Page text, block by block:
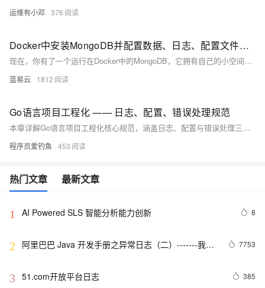
运维有小邓 376
Docker中安装MongoDB并配置数据、日志、配置文件持久化。
现在，你有了一个运行在Docker中的MongoDB，它拥有自己的小空间，对高楼大厦的崩塌视而不见（会话丢失和数据不持久化的问题）。这个MongoDB的数据、日志、配置文件都会妥妥地保存在你为它精心准备的地方，天旋地转，它也不会失去一丁点儿宝贵的记忆（即使在容器重启后）。
蓝易云 1812
Go语言项目工程化 —— 日志、配置、错误处理规范
本章详解Go语言项目工程化核心规范，涵盖日志、配置与错误处理三大关键领域。在日志方面，强调其在问题排查、性能优化和安全审计中的作用，推荐使用高性能结构化日志库zap，并介绍日志级别与结构化输出的最佳实践。配置管理部分讨论了配置分离的必要性，对比多种配置格式如JSON、YAML及环境变量，并提供viper库实现多环境配置的示例。错误处理部分阐述Go语言显式返回error的设计哲学，讲解标准处理方式、自定义错误类型、错误封装与堆栈追踪技巧，并提出按调用层级进行错误处理的建议。最后，总结各模块的工程化最佳实践，助力构建可维护、可观测且健壮的Go应用。
程序员爱钓鱼 453
热门文章 最新文章
1 AI Powered SLS 智能分析能力创新 8
2
阿里巴巴 Java 开发手册之异常日志（二）-------我的
7753
3 51.com开放平台日志 385